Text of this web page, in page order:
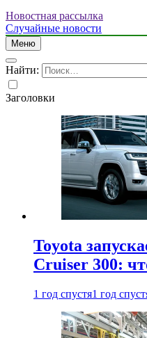
Новостная рассылка
Случайные новости
Меню
Найти:
Заголовки
Toyota
Cruiser 300:
1 год спустя1 год